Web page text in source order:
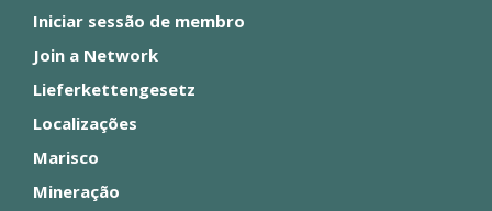
Iniciar sessão de membro
Join a Network
Lieferkettengesetz
Localizações
Marisco
Mineração